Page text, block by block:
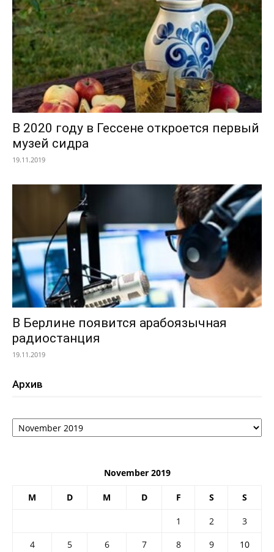
В 2020 году в Гессене откроется первый
музей сидра
19.11.2019
В Берлине появится арабоязычная
радиостанция
19.11.2019
Архив
Архив
November 2019
M D M D F S S
1 2
3
4
5 6 7 8 9
10